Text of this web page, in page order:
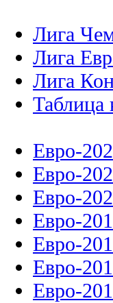
Лига
Лига
Лига
Евро-
Евро-
Евро-
Евро-
Евро-
Евро-
Евро-